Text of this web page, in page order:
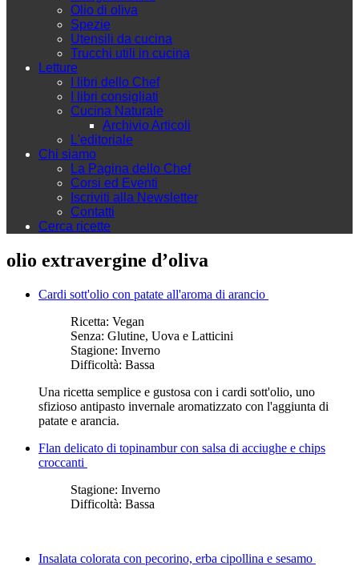
Olio di oliva
Spezie
Utensili da cucina
Trucchi utili in cucina
Letture
I libri dello Chef
I libri consigliati
Cucina Naturale
Archivio Articoli
L'editoriale
Chi siamo
La Pagina dello Chef
Corsi ed Eventi
Iscriviti alla Newsletter
Contatti
Cerca ricette
olio extravergine d’oliva
Cardi sott'olio con patate all'aroma di arancio
Ricetta: Vegan
Senza: Glutine, Uova e Latticini
Stagione: Inverno
Difficoltà: Bassa
Una ricetta semplice e gustosa con i cardi sott'olio, uno
sfizioso antipasto invernale aromatizzato con l'aggiunta di
patate e arancia.
Flan delicato di topinambur con salsa di acciughe e chips
croccanti
Stagione: Inverno
Difficoltà: Bassa
Insalata colorata con pecorino, erba cipollina e sesamo